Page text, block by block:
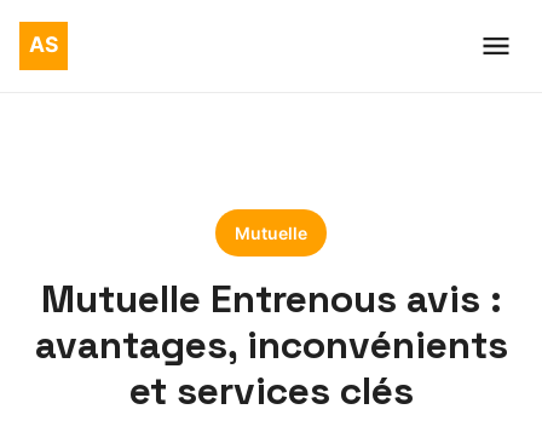
Mutuelle
Mutuelle Entrenous avis :
avantages, inconvénients
et services clés